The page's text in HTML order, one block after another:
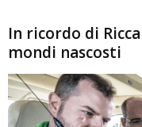
In ricordo di
mondi nascosti